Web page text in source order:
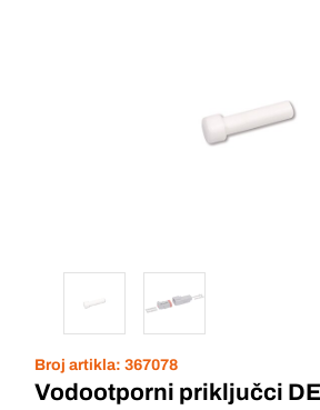
Broj artikla: 367078
Vodootporni priključci